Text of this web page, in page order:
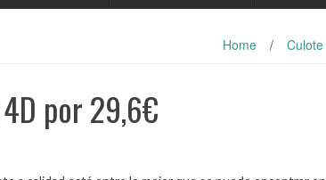
Home / Culote
por 29,6€